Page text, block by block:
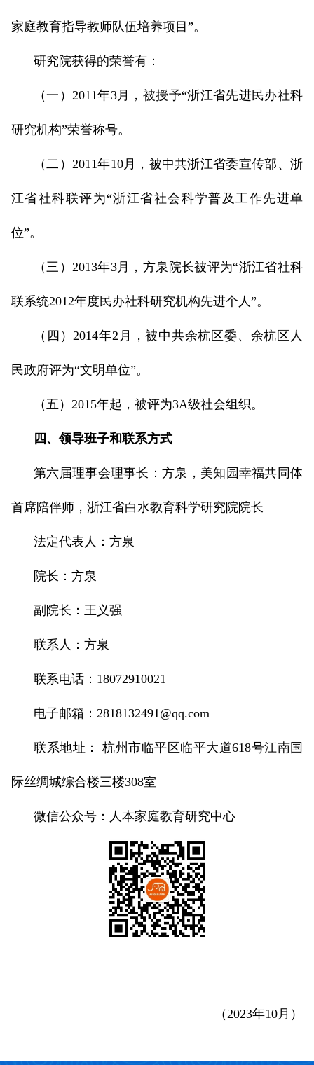
家庭教育指导教师队伍培养项目”。
研究院获得的荣誉有：
（一）2011年3月，被授予“浙江省先进民办社科
研究机构”荣誉称号。
（二）2011年10月，被中共浙江省委宣传部、浙
江省社科联评为“浙江省社会科学普及工作先进单
位”。
（三）2013年3月，方泉院长被评为“浙江省社科
联系统2012年度民办社科研究机构先进个人”。
（四）2014年2月，被中共余杭区委、余杭区人
民政府评为“文明单位”。
（五）2015年起，被评为3A级社会组织。
四、领导班子和联系方式
第六届理事会理事长：方泉，美知园幸福共同体
首席陪伴师，浙江省白水教育科学研究院院长
法定代表人：方泉
院长：方泉
副院长：王义强
联系人：方泉
联系电话：18072910021
电子邮箱：2818132491@qq.com
联系地址： 杭州市临平区临平大道618号江南国
际丝绸城综合楼三楼308室
微信公众号：人本家庭教育研究中心
（2023年10月）